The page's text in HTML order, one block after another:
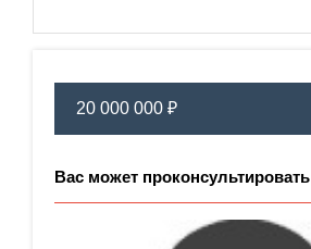
20 000 000 ₽
Вас может проконсультировать